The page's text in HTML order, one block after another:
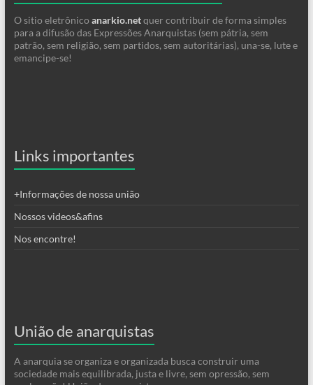
O sitio eletrônico anarkio.netquer contribuir de forma simples
para a difusão das Expressões Anarquistas (sem pátria, sem
patrão, sem religião, sem partidos, sem autoritárias), una-se, lute e
emancipe-se!
Links importantes
+Informações de nossa união
Nossos videos&afins
Nos encontre!
União de anarquistas
A anarquia se organiza e organizada busca construir uma
sociedade mais equilibrada, justa e livre, sem opressão, sem